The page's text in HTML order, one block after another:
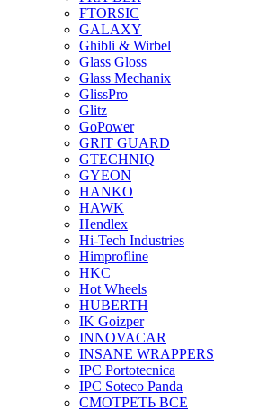
FTORSIC
GALAXY
Ghibli & Wirbel
Glass Gloss
Glass Mechanix
GlissPro
Glitz
GoPower
GRIT GUARD
GTECHNIQ
GYEON
HANKO
HAWK
Hendlex
Hi-Tech Industries
Himprofline
HKC
Hot Wheels
HUBERTH
IK Goizper
INNOVACAR
INSANE WRAPPERS
IPC Portotecnica
IPC Soteco Panda
СМОТРЕТЬ ВСЕ